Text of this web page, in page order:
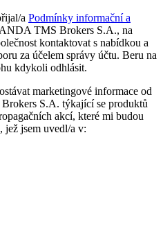
a Podmínky informační a
TMS Brokers S.A., na
kontaktovat s nabídkou a
za účelem správy účtu. Beru na
kdykoli odhlásit.
marketingové informace od
S.A. týkající se produktů
akcí, které mi budou
jež jsem uvedl/a v: